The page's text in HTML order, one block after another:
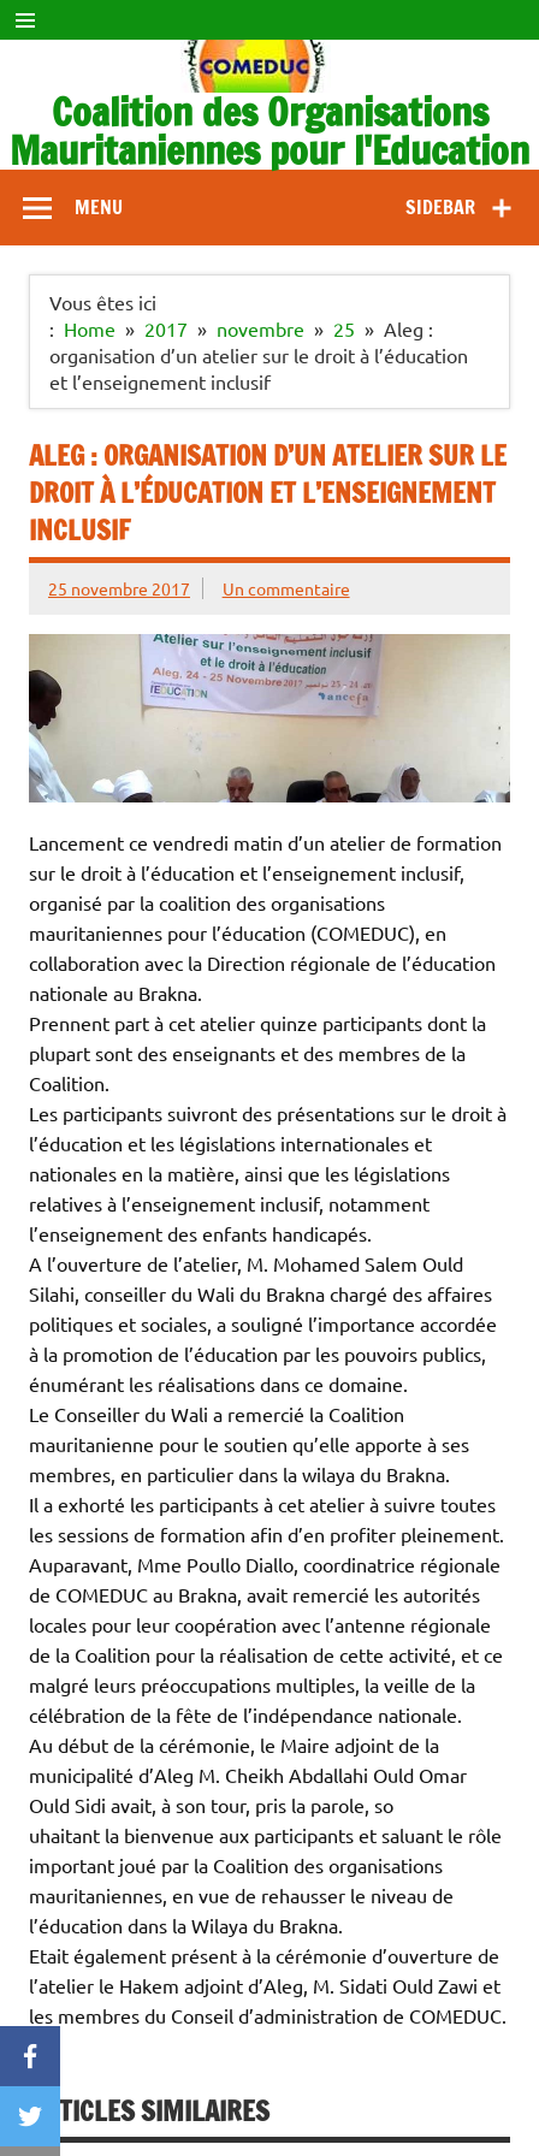
Skip
to
content
Coalition des Organisations
Mauritaniennes pour l'Education
SIDEBAR
MENU
Vous êtes ici
: Home 2017 novembre 25
Aleg :
organisation d’un atelier sur le droit à l’éducation
et l’enseignement inclusif
ALEG : ORGANISATION D’UN ATELIER SUR LE
DROIT À L’ÉDUCATION ET L’ENSEIGNEMENT
INCLUSIF
25 novembre 2017 Un commentaire
Lancement ce vendredi matin d’un atelier de formation
sur le droit à l’éducation et l’enseignement inclusif,
organisé par la coalition des organisations
mauritaniennes pour l’éducation (COMEDUC), en
collaboration avec la Direction régionale de l’éducation
nationale au Brakna.
Prennent part à cet atelier quinze participants dont la
plupart sont des enseignants et des membres de la
Coalition.
Les participants suivront des présentations sur le droit à
l’éducation et les législations internationales et
nationales en la matière, ainsi que les législations
relatives à l’enseignement inclusif, notamment
l’enseignement des enfants handicapés.
A l’ouverture de l’atelier, M. Mohamed Salem Ould
Silahi, conseiller du Wali du Brakna chargé des affaires
politiques et sociales, a souligné l’importance accordée
à la promotion de l’éducation par les pouvoirs publics,
énumérant les réalisations dans ce domaine.
Le Conseiller du Wali a remercié la Coalition
mauritanienne pour le soutien qu’elle apporte à ses
membres, en particulier dans la wilaya du Brakna.
Il a exhorté les participants à cet atelier à suivre toutes
les sessions de formation afin d’en profiter pleinement.
Auparavant, Mme Poullo Diallo, coordinatrice régionale
de COMEDUC au Brakna, avait remercié les autorités
locales pour leur coopération avec l’antenne régionale
de la Coalition pour la réalisation de cette activité, et ce
malgré leurs préoccupations multiples, la veille de la
célébration de la fête de l’indépendance nationale.
Au début de la cérémonie, le Maire adjoint de la
municipalité d’Aleg M. Cheikh Abdallahi Ould Omar
Ould Sidi avait, à son tour, pris la parole, so
uhaitant la bienvenue aux participants et saluant le rôle
important joué par la Coalition des organisations
mauritaniennes, en vue de rehausser le niveau de
l’éducation dans la Wilaya du Brakna.
Etait également présent à la cérémonie d’ouverture de
l’atelier le Hakem adjoint d’Aleg, M. Sidati Ould Zawi et
les membres du Conseil d’administration de COMEDUC.
ARTICLES SIMILAIRES
Twitter